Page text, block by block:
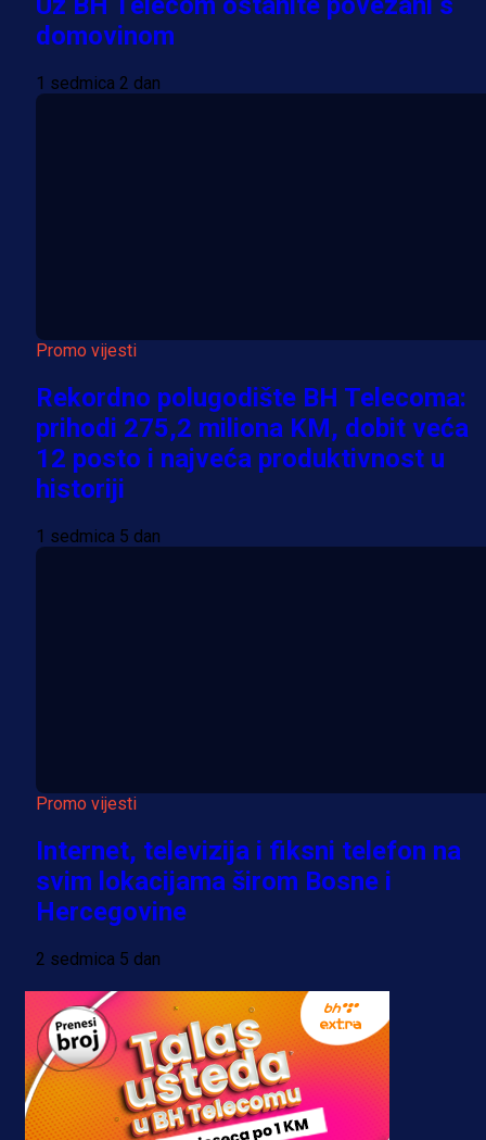
domovinom
1 sedmica 2 dan
Promo vijesti
Rekordno polugodište BH Telecoma:
prihodi 275,2 miliona KM, dobit veća
12 posto i najveća produktivnost u
historiji
1 sedmica 5 dan
Promo vijesti
Internet, televizija i fiksni telefon na
svim lokacijama širom Bosne i
Hercegovine
2 sedmica 5 dan